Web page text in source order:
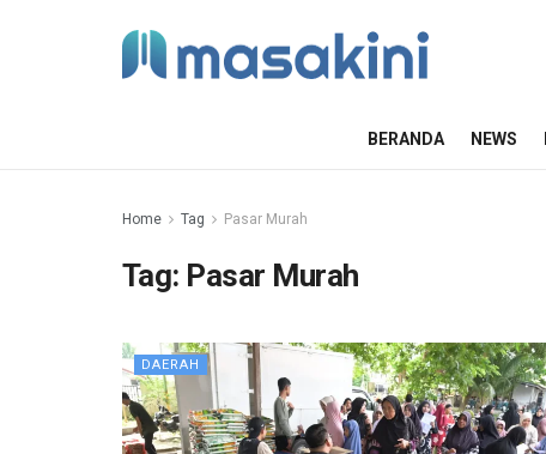
BERANDA NEWS
Home Tag Pasar Murah
Tag: Pasar Murah
DAERAH